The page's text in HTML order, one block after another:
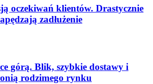
oczekiwań klientów. Drastycznie
zadłużenie
górą. Blik, szybkie dostawy i
rodzimego rynku